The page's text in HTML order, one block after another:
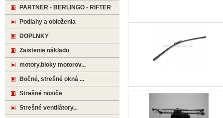
PARTNER - BERLINGO - RIFTER
Podlahy a obloženia
DOPLNKY
Zaistenie nákladu
motory,bloky motorov...
Bočné, strešné okná ...
Strešné nosiče
Strešné ventilátory...